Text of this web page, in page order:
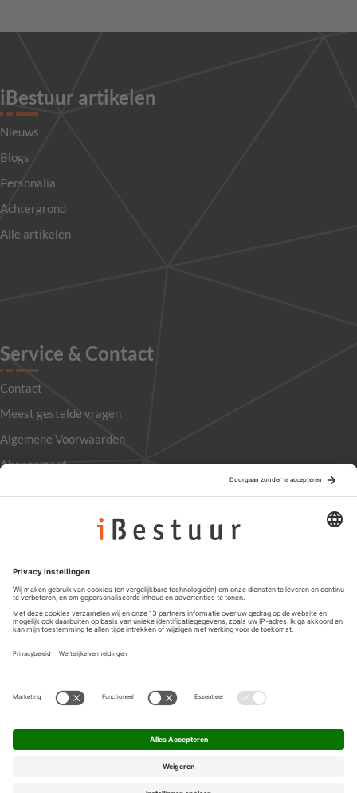
iBestuur artikelen
Nieuws
Blogs
Personalia
Achtergrond
Alle artikelen
Service & Contact
Contact
Meest gestelde vragen
Algemene Voorwaarden
Abonnement
Privacyinstellingen